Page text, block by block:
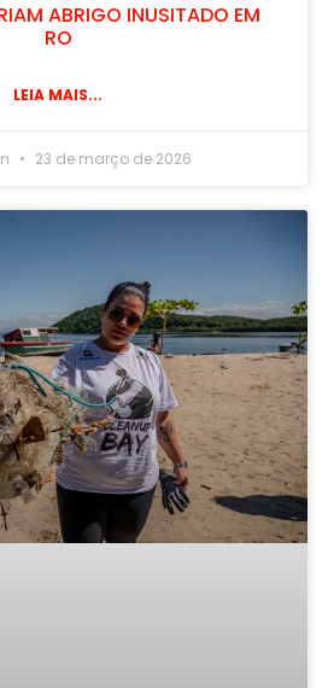
ABRIGO INUSITADO EM
RO
LEIA MAIS...
23 de março de 2026